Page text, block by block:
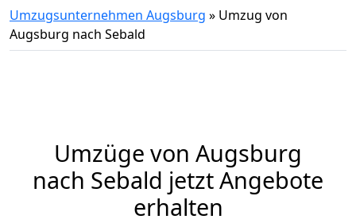
Umzugsunternehmen Augsburg » Umzug von
Augsburg nach Sebald
Umzüge von Augsburg
nach Sebald jetzt Angebote
erhalten